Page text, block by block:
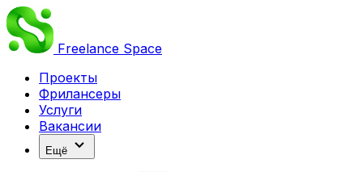
Freelance Space
Проекты
Фрилансеры
Услуги
Вакансии
Ещё expand_more